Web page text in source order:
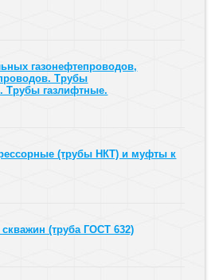
газонефтепроводов,
Трубы
Трубы газлифтные.
(трубы НКТ) и муфты к
(труба ГОСТ 632)